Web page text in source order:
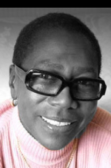
2Pac
Home News Musik
2Pac - Pressefotos